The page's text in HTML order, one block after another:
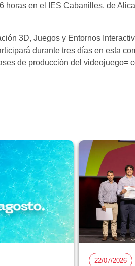
horas en el IES Cabanilles, de
3D, Juegos y Entornos
durante tres días en esta
de producción del videojuego=
22/07/2026